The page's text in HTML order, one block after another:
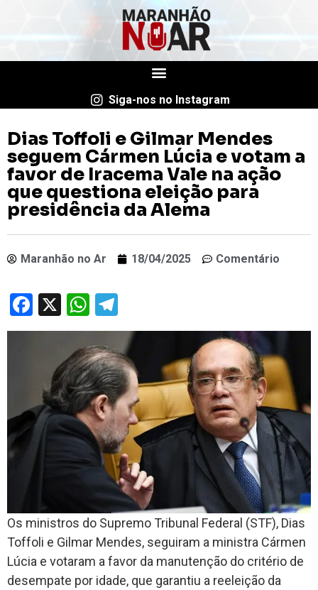
Siga-nos no Instagram
Dias Toffoli e Gilmar Mendes
seguem Cármen Lúcia e votam a
favor de Iracema Vale na ação
que questiona eleição para
presidência da Alema
Maranhão no Ar 18/04/2025 Comentário
Facebook
X WhatsApp
Os ministros do Supremo Tribunal Federal (STF), Dias
Toffoli e Gilmar Mendes, seguiram a ministra Cármen
Lúcia e votaram a favor da manutenção do critério de
desempate por idade, que garantiu a reeleição da